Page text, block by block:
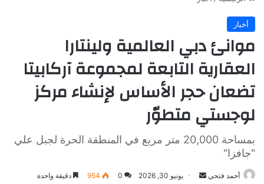
أخبار
موانئ دبي العالمية ولينتارا
العقارية التابعة لمجموعة آركابيتا
تضعان حجر الأساس لإنشاء مركز
لوجستي متطوّر
بمساحة 20,000 متر مربع في المنطقة الحرة لجبل علي
"جافزا"
أحمد فتحي
أرسل يونيو 30, 2026 0
954 دقيقة واحدة